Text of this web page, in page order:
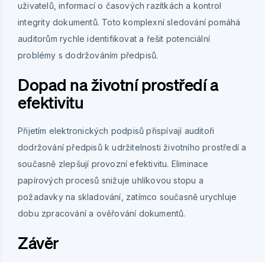
uživatelů, informací o časových razítkách a kontrol
integrity dokumentů. Toto komplexní sledování pomáhá
auditorům rychle identifikovat a řešit potenciální
problémy s dodržováním předpisů.
Dopad na životní prostředí a
efektivitu
Přijetím elektronických podpisů přispívají auditoři
dodržování předpisů k udržitelnosti životního prostředí a
současně zlepšují provozní efektivitu. Eliminace
papírových procesů snižuje uhlíkovou stopu a
požadavky na skladování, zatímco současně urychluje
dobu zpracování a ověřování dokumentů.
Závěr